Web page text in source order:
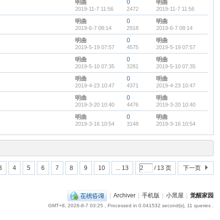
明曲
2019-11-7 11:56
0
2472
明曲
2019-11-7 11:56
明曲
2019-6-7 08:14
0
2918
明曲
2019-6-7 08:14
明曲
2019-5-19 07:57
0
4575
明曲
2019-5-19 07:57
明曲
2019-5-10 07:35
0
3281
明曲
2019-5-10 07:35
明曲
2019-4-23 10:47
0
4371
明曲
2019-4-23 10:47
明曲
2019-3-20 10:40
0
4476
明曲
2019-3-20 10:40
明曲
2019-3-16 10:54
0
3148
明曲
2019-3-16 10:54
4 5 6 7 8 9 10 ... 13 / 13 页 下一页
| Archiver | 手机版 | 小黑屋 | 觉醒家园
GMT+8, 2026-8-7 03:25 , Processed in 0.041532 second(s), 11 queries .